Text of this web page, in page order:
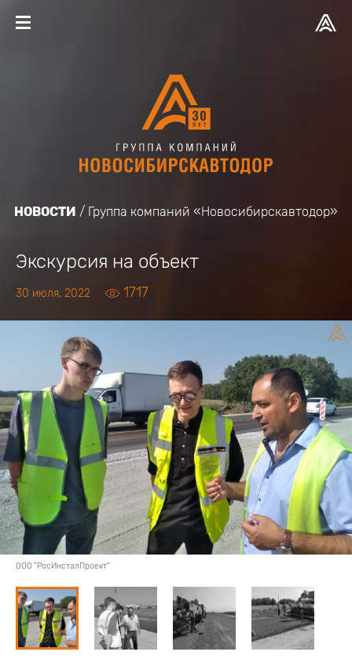
НОВОСТИ Группа компаний «Новосибирскавтодор»
Экскурсия на объект
30 июля, 2022 1717
ООО "РосИнсталПроект"